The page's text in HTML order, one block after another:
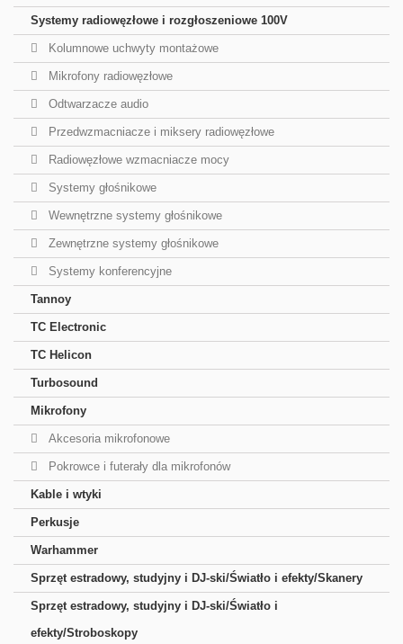
Systemy radiowęzłowe i rozgłoszeniowe 100V
Kolumnowe uchwyty montażowe
Mikrofony radiowęzłowe
Odtwarzacze audio
Przedwzmacniacze i miksery radiowęzłowe
Radiowęzłowe wzmacniacze mocy
Systemy głośnikowe
Wewnętrzne systemy głośnikowe
Zewnętrzne systemy głośnikowe
Systemy konferencyjne
Tannoy
TC Electronic
TC Helicon
Turbosound
Mikrofony
Akcesoria mikrofonowe
Pokrowce i futerały dla mikrofonów
Kable i wtyki
Perkusje
Warhammer
Sprzęt estradowy, studyjny i DJ-ski/Światło i efekty/Skanery
Sprzęt estradowy, studyjny i DJ-ski/Światło i
efekty/Stroboskopy